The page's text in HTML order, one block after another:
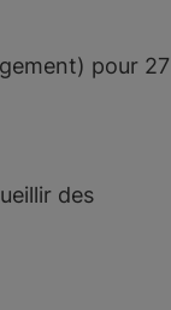
pour 27
des